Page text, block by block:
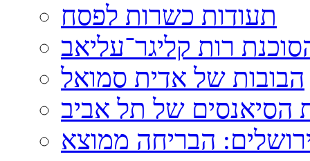
תעודות כשרות לפסח
רות קליגר־עליאב
הבובות של אדית סמואל
של תל אביב
הבריחה ממוצא